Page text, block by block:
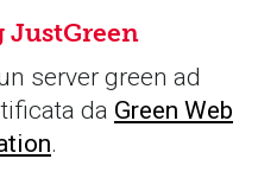
JustGreen
server green ad
da Green Web
.